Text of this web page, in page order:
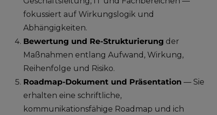
fokussiert auf Wirkungslogik und
Abhängigkeiten.
Bewertung und Re-Strukturierung der
Maßnahmen entlang Aufwand, Wirkung,
Reihenfolge und Risiko.
Roadmap-Dokument und Präsentation — Sie
erhalten eine schriftliche,
kommunikationsfähige Roadmap und ich